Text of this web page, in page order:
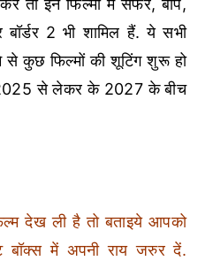
तो इन फिल्मों में सफर, बाप,
2 भी शामिल हैं. ये सभी
से कुछ फिल्मों की शूटिंग शुरू हो
से लेकर के 2027 के बीच
देख ली है तो बताइये आपको
बॉक्स में अपनी राय जरुर दें.